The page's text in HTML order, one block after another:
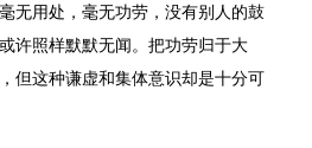
无用处，毫无功劳，没有别人的鼓
许照样默默无闻。把功劳归于大
但这种谦虚和集体意识却是十分可